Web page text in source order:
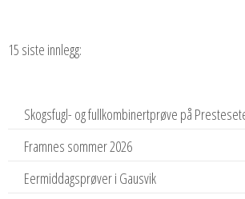
15 siste innlegg:
Skogsfugl- og fullkombinertprøve på
Framnes sommer 2026
Eermiddagsprøver i Gausvik